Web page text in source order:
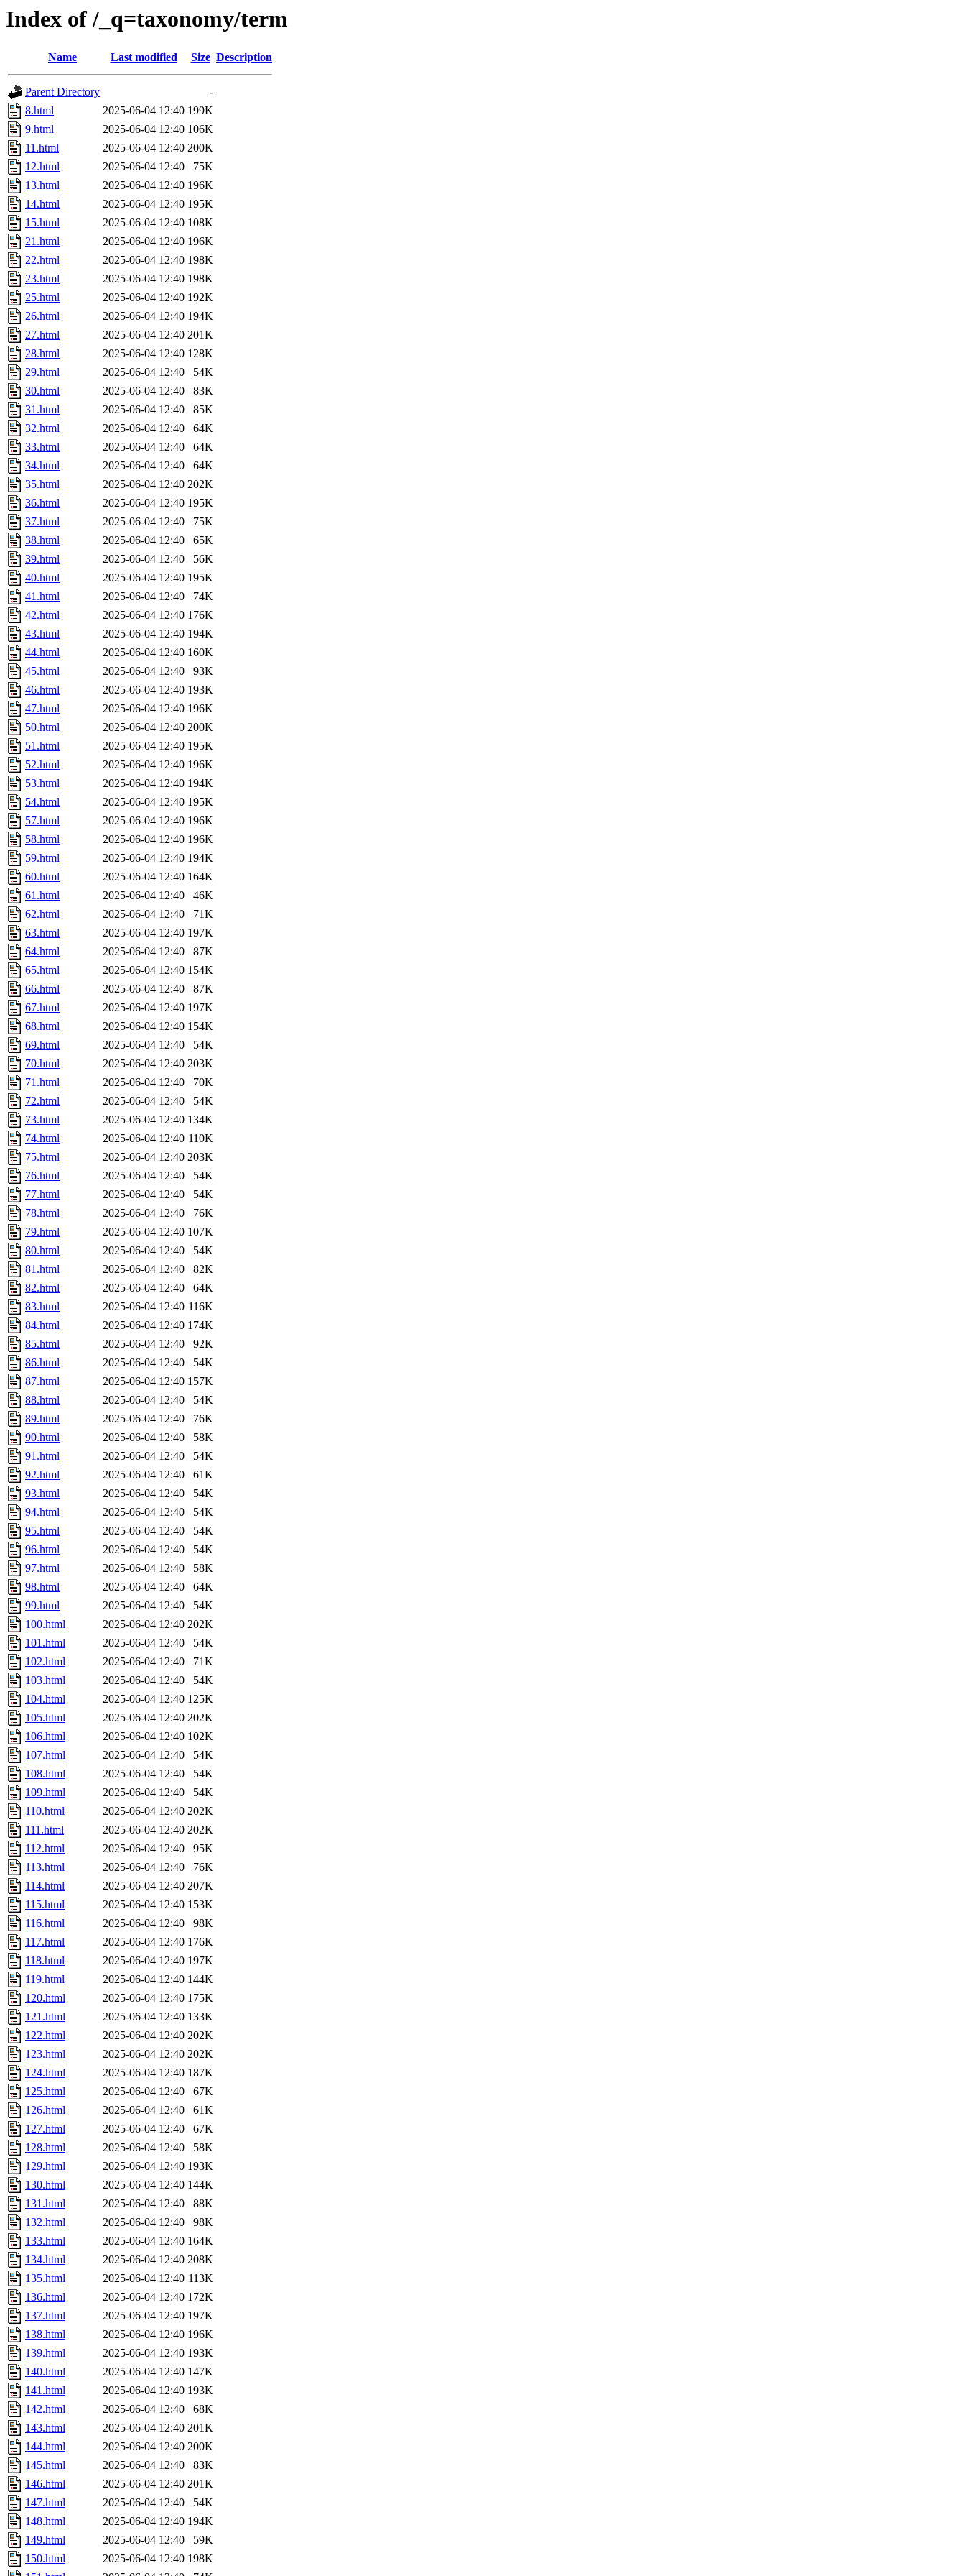
Index of /_q=taxonomy/term
Name Last modified Size Description
Parent Directory
-
8.html
2025-06-04 12:40 199K
9.html
2025-06-04 12:40 106K
11.html
2025-06-04 12:40 200K
12.html
2025-06-04 12:40
75K
13.html
2025-06-04 12:40 196K
14.html
2025-06-04 12:40 195K
15.html
2025-06-04 12:40 108K
21.html
2025-06-04 12:40 196K
22.html
2025-06-04 12:40 198K
23.html
2025-06-04 12:40 198K
25.html
2025-06-04 12:40 192K
26.html
2025-06-04 12:40 194K
27.html
2025-06-04 12:40 201K
28.html
2025-06-04 12:40 128K
29.html
2025-06-04 12:40
54K
30.html
2025-06-04 12:40
83K
31.html
2025-06-04 12:40
85K
32.html
2025-06-04 12:40
64K
33.html
2025-06-04 12:40
64K
34.html
2025-06-04 12:40
64K
35.html
2025-06-04 12:40 202K
36.html
2025-06-04 12:40 195K
37.html
2025-06-04 12:40
75K
38.html
2025-06-04 12:40
65K
39.html
2025-06-04 12:40
56K
40.html
2025-06-04 12:40 195K
41.html
2025-06-04 12:40
74K
42.html
2025-06-04 12:40 176K
43.html
2025-06-04 12:40 194K
44.html
2025-06-04 12:40 160K
45.html
2025-06-04 12:40
93K
46.html
2025-06-04 12:40 193K
47.html
2025-06-04 12:40 196K
50.html
2025-06-04 12:40 200K
51.html
2025-06-04 12:40 195K
52.html
2025-06-04 12:40 196K
53.html
2025-06-04 12:40 194K
54.html
2025-06-04 12:40 195K
57.html
2025-06-04 12:40 196K
58.html
2025-06-04 12:40 196K
59.html
2025-06-04 12:40 194K
60.html
2025-06-04 12:40 164K
61.html
2025-06-04 12:40
46K
62.html
2025-06-04 12:40
71K
63.html
2025-06-04 12:40 197K
64.html
2025-06-04 12:40
87K
65.html
2025-06-04 12:40 154K
66.html
2025-06-04 12:40
87K
67.html
2025-06-04 12:40 197K
68.html
2025-06-04 12:40 154K
69.html
2025-06-04 12:40
54K
70.html
2025-06-04 12:40 203K
71.html
2025-06-04 12:40
70K
72.html
2025-06-04 12:40
54K
73.html
2025-06-04 12:40 134K
74.html
2025-06-04 12:40 110K
75.html
2025-06-04 12:40 203K
76.html
2025-06-04 12:40
54K
77.html
2025-06-04 12:40
54K
78.html
2025-06-04 12:40
76K
79.html
2025-06-04 12:40 107K
80.html
2025-06-04 12:40
54K
81.html
2025-06-04 12:40
82K
82.html
2025-06-04 12:40
64K
83.html
2025-06-04 12:40 116K
84.html
2025-06-04 12:40 174K
85.html
2025-06-04 12:40
92K
86.html
2025-06-04 12:40
54K
87.html
2025-06-04 12:40 157K
88.html
2025-06-04 12:40
54K
89.html
2025-06-04 12:40
76K
90.html
2025-06-04 12:40
58K
91.html
2025-06-04 12:40
54K
92.html
2025-06-04 12:40
61K
93.html
2025-06-04 12:40
54K
94.html
2025-06-04 12:40
54K
95.html
2025-06-04 12:40
54K
96.html
2025-06-04 12:40
54K
97.html
2025-06-04 12:40
58K
98.html
2025-06-04 12:40
64K
99.html
2025-06-04 12:40
54K
100.html
2025-06-04 12:40 202K
101.html
2025-06-04 12:40
54K
102.html
2025-06-04 12:40
71K
103.html
2025-06-04 12:40
54K
104.html
2025-06-04 12:40 125K
105.html
2025-06-04 12:40 202K
106.html
2025-06-04 12:40 102K
107.html
2025-06-04 12:40
54K
108.html
2025-06-04 12:40
54K
109.html
2025-06-04 12:40
54K
110.html
2025-06-04 12:40 202K
111.html
2025-06-04 12:40 202K
112.html
2025-06-04 12:40
95K
113.html
2025-06-04 12:40
76K
114.html
2025-06-04 12:40 207K
115.html
2025-06-04 12:40 153K
116.html
2025-06-04 12:40
98K
117.html
2025-06-04 12:40 176K
118.html
2025-06-04 12:40 197K
119.html
2025-06-04 12:40 144K
120.html
2025-06-04 12:40 175K
121.html
2025-06-04 12:40 133K
122.html
2025-06-04 12:40 202K
123.html
2025-06-04 12:40 202K
124.html
2025-06-04 12:40 187K
125.html
2025-06-04 12:40
67K
126.html
2025-06-04 12:40
61K
127.html
2025-06-04 12:40
67K
128.html
2025-06-04 12:40
58K
129.html
2025-06-04 12:40 193K
130.html
2025-06-04 12:40 144K
131.html
2025-06-04 12:40
88K
132.html
2025-06-04 12:40
98K
133.html
2025-06-04 12:40 164K
134.html
2025-06-04 12:40 208K
135.html
2025-06-04 12:40 113K
136.html
2025-06-04 12:40 172K
137.html
2025-06-04 12:40 197K
138.html
2025-06-04 12:40 196K
139.html
2025-06-04 12:40 193K
140.html
2025-06-04 12:40 147K
141.html
2025-06-04 12:40 193K
142.html
2025-06-04 12:40
68K
143.html
2025-06-04 12:40 201K
144.html
2025-06-04 12:40 200K
145.html
2025-06-04 12:40
83K
146.html
2025-06-04 12:40 201K
147.html
2025-06-04 12:40
54K
148.html
2025-06-04 12:40 194K
149.html
2025-06-04 12:40
59K
150.html
2025-06-04 12:40 198K